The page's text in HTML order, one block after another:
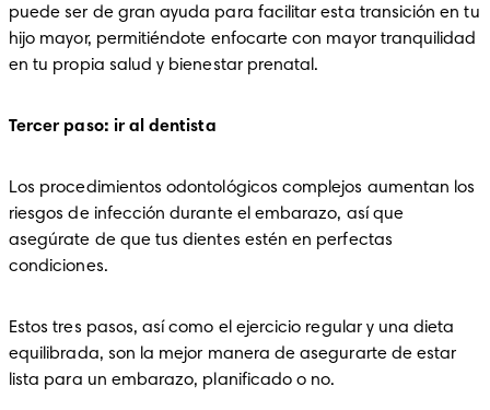
puede ser de gran ayuda para facilitar esta transición en tu
hijo mayor, permitiéndote enfocarte con mayor tranquilidad
en tu propia salud y bienestar prenatal.
Tercer paso: ir al dentista
Los procedimientos odontológicos complejos aumentan los
riesgos de infección durante el embarazo, así que
asegúrate de que tus dientes estén en perfectas
condiciones.
Estos tres pasos, así como el ejercicio regular y una dieta
equilibrada, son la mejor manera de asegurarte de estar
lista para un embarazo, planificado o no.